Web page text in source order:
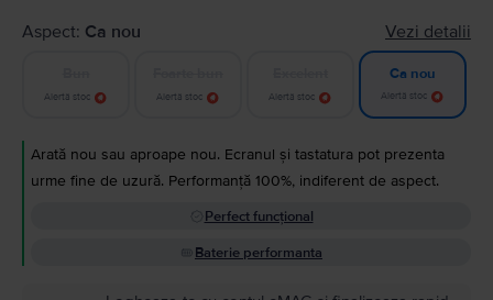
Aspect: Ca nou Vezi detalii
Alertă stoc Alertă stoc Alertă stoc
Ca nou
Alertă stoc
Arată nou sau aproape nou. Ecranul și tastatura pot prezenta
urme fine de uzură. Performanță 100%, indiferent de aspect.
Perfect funcțional
Baterie performanta